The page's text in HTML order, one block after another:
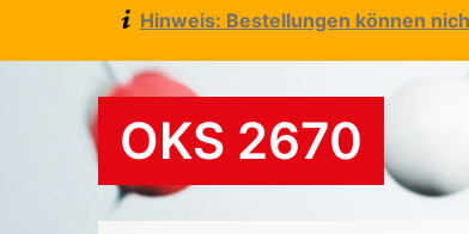
Hinweis: Bestellungen können
OKS 2670